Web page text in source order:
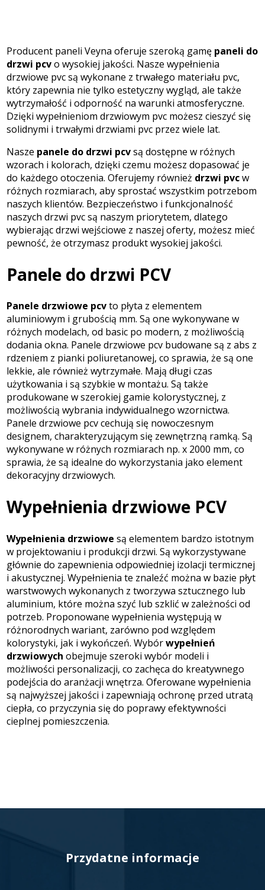
Producent paneli Veyna oferuje szeroką gamę paneli do
drzwi pcvo wysokiej jakości. Nasze wypełnienia
drzwiowe pvc są wykonane z trwałego materiału pvc,
który zapewnia nie tylko estetyczny wygląd, ale także
wytrzymałość i odporność na warunki atmosferyczne.
Dzięki wypełnieniom drzwiowym pvc możesz cieszyć się
solidnymi i trwałymi drzwiami pvc przez wiele lat.
Nasze panele do drzwi pcvsą dostępne w różnych
wzorach i kolorach, dzięki czemu możesz dopasować je
do każdego otoczenia. Oferujemy również drzwi pvcw
różnych rozmiarach, aby sprostać wszystkim potrzebom
naszych klientów. Bezpieczeństwo i funkcjonalność
naszych drzwi pvc są naszym priorytetem, dlatego
wybierając drzwi wejściowe z naszej oferty, możesz mieć
pewność, że otrzymasz produkt wysokiej jakości.
Panele do drzwi PCV
Panele drzwiowe pcvto płyta z elementem
aluminiowym i grubością mm. Są one wykonywane w
różnych modelach, od basic po modern, z możliwością
dodania okna. Panele drzwiowe pcv budowane są z abs z
rdzeniem z pianki poliuretanowej, co sprawia, że są one
lekkie, ale również wytrzymałe. Mają długi czas
użytkowania i są szybkie w montażu. Są także
produkowane w szerokiej gamie kolorystycznej, z
możliwością wybrania indywidualnego wzornictwa.
Panele drzwiowe pcv cechują się nowoczesnym
designem, charakteryzującym się zewnętrzną ramką. Są
wykonywane w różnych rozmiarach np. x 2000 mm, co
sprawia, że są idealne do wykorzystania jako element
dekoracyjny drzwiowych.
Wypełnienia drzwiowe PCV
Wypełnienia drzwiowe są elementem bardzo istotnym
w projektowaniu i produkcji drzwi. Są wykorzystywane
głównie do zapewnienia odpowiedniej izolacji termicznej
i akustycznej. Wypełnienia te znaleźć można w bazie płyt
warstwowych wykonanych z tworzywa sztucznego lub
aluminium, które można szyć lub szklić w zależności od
potrzeb. Proponowane wypełnienia występują w
różnorodnych wariant, zarówno pod względem
kolorystyki, jak i wykończeń. Wybórwypełnień
drzwiowych obejmuje szeroki wybór modeli i
możliwości personalizacji, co zachęca do kreatywnego
podejścia do aranżacji wnętrza. Oferowane wypełnienia
są najwyższej jakości i zapewniają ochronę przed utratą
ciepła, co przyczynia się do poprawy efektywności
cieplnej pomieszczenia.
Przydatne informacje